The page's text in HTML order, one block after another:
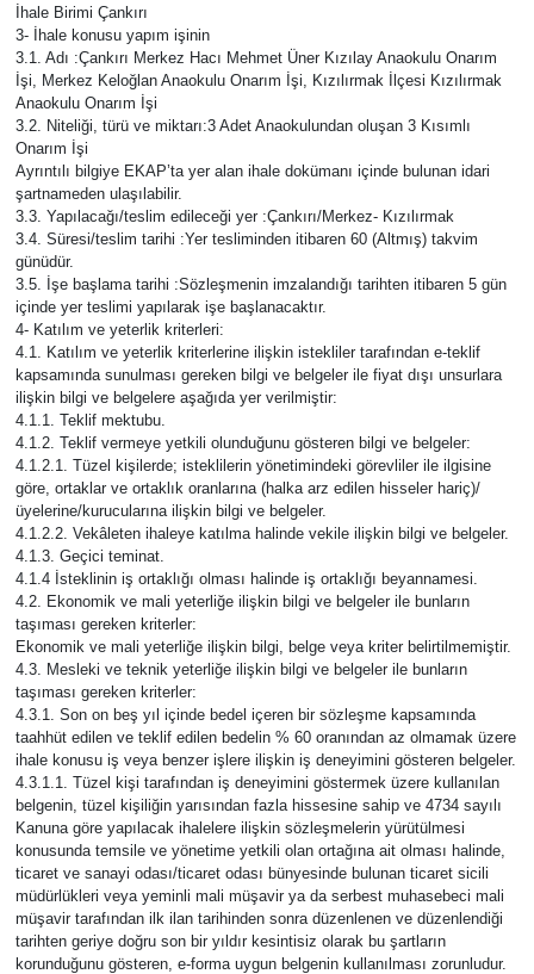
İhale Birimi Çankırı
3- İhale konusu yapım işinin
3.1. Adı :Çankırı Merkez Hacı Mehmet Üner Kızılay Anaokulu Onarım
İşi, Merkez Keloğlan Anaokulu Onarım İşi, Kızılırmak İlçesi Kızılırmak
Anaokulu Onarım İşi
3.2. Niteliği, türü ve miktarı:3 Adet Anaokulundan oluşan 3 Kısımlı
Onarım İşi
Ayrıntılı bilgiye EKAP’ta yer alan ihale dokümanı içinde bulunan idari
şartnameden ulaşılabilir.
3.3. Yapılacağı/teslim edileceği yer :Çankırı/Merkez- Kızılırmak
3.4. Süresi/teslim tarihi :Yer tesliminden itibaren 60 (Altmış) takvim
günüdür.
3.5. İşe başlama tarihi :Sözleşmenin imzalandığı tarihten itibaren 5 gün
içinde yer teslimi yapılarak işe başlanacaktır.
4- Katılım ve yeterlik kriterleri:
4.1. Katılım ve yeterlik kriterlerine ilişkin istekliler tarafından e-teklif
kapsamında sunulması gereken bilgi ve belgeler ile fiyat dışı unsurlara
ilişkin bilgi ve belgelere aşağıda yer verilmiştir:
4.1.1. Teklif mektubu.
4.1.2. Teklif vermeye yetkili olunduğunu gösteren bilgi ve belgeler:
4.1.2.1. Tüzel kişilerde; isteklilerin yönetimindeki görevliler ile ilgisine
göre, ortaklar ve ortaklık oranlarına (halka arz edilen hisseler hariç)/
üyelerine/kurucularına ilişkin bilgi ve belgeler.
4.1.2.2. Vekâleten ihaleye katılma halinde vekile ilişkin bilgi ve belgeler.
4.1.3. Geçici teminat.
4.1.4 İsteklinin iş ortaklığı olması halinde iş ortaklığı beyannamesi.
4.2. Ekonomik ve mali yeterliğe ilişkin bilgi ve belgeler ile bunların
taşıması gereken kriterler:
Ekonomik ve mali yeterliğe ilişkin bilgi, belge veya kriter belirtilmemiştir.
4.3. Mesleki ve teknik yeterliğe ilişkin bilgi ve belgeler ile bunların
taşıması gereken kriterler:
4.3.1. Son on beş yıl içinde bedel içeren bir sözleşme kapsamında
taahhüt edilen ve teklif edilen bedelin % 60 oranından az olmamak üzere
ihale konusu iş veya benzer işlere ilişkin iş deneyimini gösteren belgeler.
4.3.1.1. Tüzel kişi tarafından iş deneyimini göstermek üzere kullanılan
belgenin, tüzel kişiliğin yarısından fazla hissesine sahip ve 4734 sayılı
Kanuna göre yapılacak ihalelere ilişkin sözleşmelerin yürütülmesi
konusunda temsile ve yönetime yetkili olan ortağına ait olması halinde,
ticaret ve sanayi odası/ticaret odası bünyesinde bulunan ticaret sicili
müdürlükleri veya yeminli mali müşavir ya da serbest muhasebeci mali
müşavir tarafından ilk ilan tarihinden sonra düzenlenen ve düzenlendiği
tarihten geriye doğru son bir yıldır kesintisiz olarak bu şartların
korunduğunu gösteren, e-forma uygun belgenin kullanılması zorunludur.
SİYASET
SPOR
TEKNOLOJİ
VİZYONDAKİLER
YAŞAM